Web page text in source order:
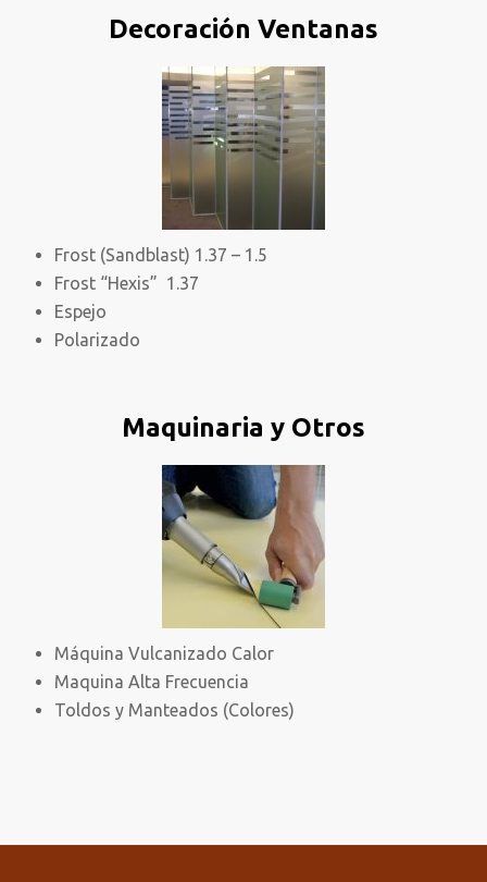
Decoración Ventanas
Frost (Sandblast) 1.37 – 1.5
Frost “Hexis” 1.37
Espejo
Polarizado
Maquinaria y Otros
Máquina Vulcanizado Calor
Maquina Alta Frecuencia
Toldos y Manteados (Colores)